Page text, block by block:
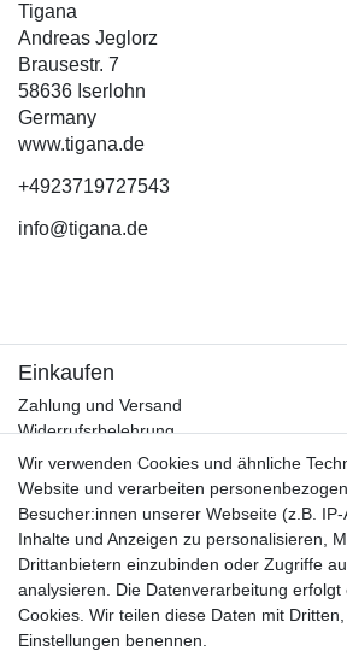
Tigana
Andreas Jeglorz
Brausestr. 7
58636 Iserlohn
Germany
www.tigana.de
+4923719727543
info@tigana.de
Einkaufen
Zahlung und Versand
Widerrufsrbelehrung
Warenkorb
Zur Kasse
Mein Konto
Registrieren
Login
Unternehmen
Wir verwenden Cookies und ähnliche
Website und verarbeiten
Besucher:innen unserer Webseite (z.B. IP-
Inhalte und Anzeigen zu personalisieren,
Drittanbietern einzubinden oder Zugriffe
analysieren. Die Datenverarbeitung
Cookies. Wir teilen diese Daten mit
Einstellungen benennen.